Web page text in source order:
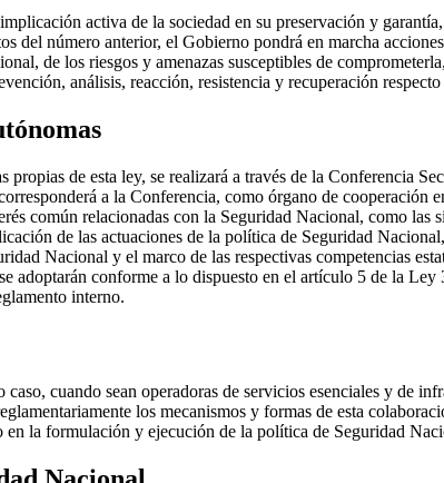
activa de la sociedad en su preservación y
del número anterior, el Gobierno pondrá en marcha
de los riesgos y amenazas susceptibles de
análisis, reacción, resistencia y recuperación
de esta ley, se realizará a través de la Conferencia
a la Conferencia, como órgano de cooperación
común relacionadas con la Seguridad Nacional, como
de las actuaciones de la política de Seguridad
Nacional y el marco de las respectivas competencias
adoptarán conforme a lo dispuesto en el artículo 5 de la
interno.
cuando sean operadoras de servicios esenciales y de
los mecanismos y formas de esta
la formulación y ejecución de la política de Seguridad